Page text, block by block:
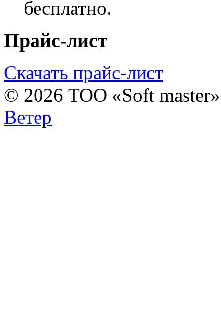
бесплатно.
Прайс-лист
Скачать прайс-лист
© 2026 ТОО «Soft
Ветер